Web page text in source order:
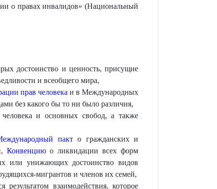
о правах инвалидов» (Национальный
достоинство и ценность, присущие
и всеобщего мира,
прав человека и в Международных
без какого бы то ни было различия,
человека и основных свобод, а также
пакто гражданских и
Конвенциюо ликвидации всех форм
или унижающих достоинство видов
мигрантов и членов их семей,
взаимодействия, которое